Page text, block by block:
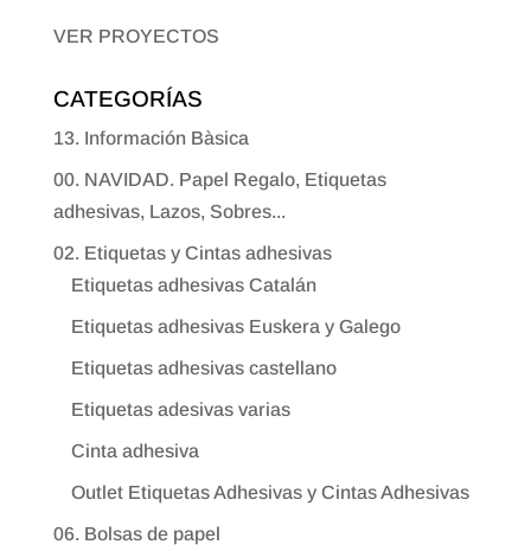
VER PROYECTOS
CATEGORÍAS
13. Información Bàsica
00. NAVIDAD. Papel Regalo, Etiquetas
adhesivas, Lazos, Sobres...
02. Etiquetas y Cintas adhesivas
Etiquetas adhesivas Catalán
Etiquetas adhesivas Euskera y Galego
Etiquetas adhesivas castellano
Etiquetas adesivas varias
Cinta adhesiva
Outlet Etiquetas Adhesivas y Cintas Adhesivas
06. Bolsas de papel